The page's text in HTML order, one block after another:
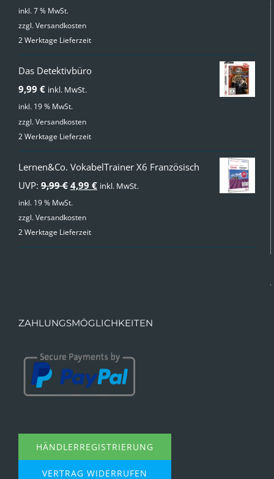
inkl. 7 % MwSt.
zzgl.Versandkosten
2 Werktage Lieferzeit
Das Detektivbüro
9,99 € inkl. MwSt.
inkl. 19 % MwSt.
zzgl.Versandkosten
2 Werktage Lieferzeit
Lernen&Co. VokabelTrainer X6 Französisch
UVP: 9,99€ Ursprünglicher
Preis
war:
4,99 €Aktueller
inkl. MwSt.
inkl. 19 % MwSt.
zzgl.Versandkosten
2 Werktage Lieferzeit
ZAHLUNGSMÖGLICHKEITEN
HÄNDLERREGISTRIERUNG
VERTRAG WIDERRUFEN